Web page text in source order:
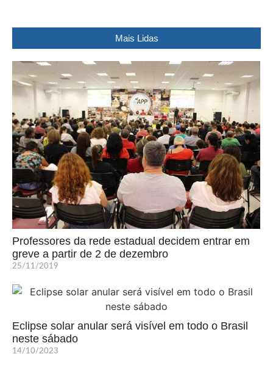
Mais Lidas
Professores da rede estadual decidem entrar em
greve a partir de 2 de dezembro
25/11/2019
Eclipse solar anular será visível em todo o Brasil
neste sábado
14/10/2023